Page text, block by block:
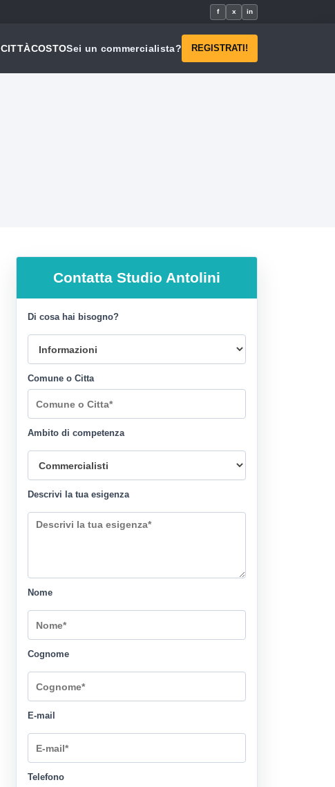
f x in
CITTÀCOSTOSei un commercialista? REGISTRATI!
Contatta Studio Antolini
Di cosa hai bisogno?
Comune o Citta
Ambito di competenza
Descrivi la tua esigenza
Nome
Cognome
E-mail
Telefono